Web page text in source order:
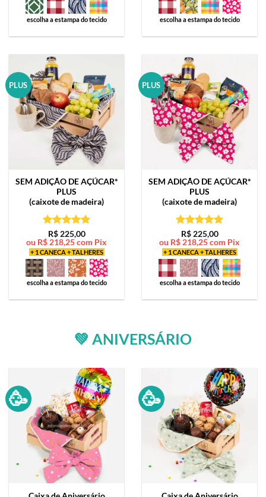
escolha a estampa do tecido escolha a estampa do tecido
PLUS
SEM ADIÇÃO DE AÇÚCAR*
PLUS
(caixote de madeira)
Avaliação5
de 5
R$225,00
ou R$ 218,25com Pix
+ 1 CANECA + TALHERES
escolha a estampa do tecido
PLUS
SEM ADIÇÃO DE AÇÚCAR*
PLUS
(caixote de madeira)
Avaliação5
de 5
R$225,00
ou R$ 218,25com Pix
+ 1 CANECA + TALHERES
escolha a estampa do tecido
💚 ANIVERSÁRIO
🥳 🥳